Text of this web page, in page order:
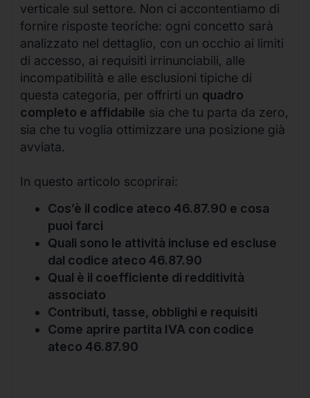
verticale sul settore. Non ci accontentiamo di
fornire risposte teoriche: ogni concetto sarà
analizzato nel dettaglio, con un occhio ai limiti
di accesso, ai requisiti irrinunciabili, alle
incompatibilità e alle esclusioni tipiche di
questa categoria, per offrirti un quadro
completo e affidabile sia che tu parta da zero,
sia che tu voglia ottimizzare una posizione già
avviata.
In questo articolo scoprirai:
Cos’è il codice ateco 46.87.90 e cosa
puoi farci
Quali sono le attività incluse ed escluse
dal codice ateco 46.87.90
Qual è il coefficiente di redditività
associato
Contributi, tasse, obblighi e requisiti
Come aprire partita IVA con codice
ateco 46.87.90